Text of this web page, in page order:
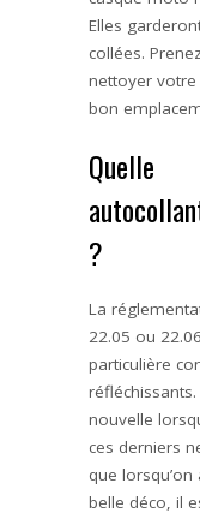
Elles
collées.
nettoyer
bon
?
La
22.05 ou
particulière
nouvelle
ces derniers
que
belle déco, il